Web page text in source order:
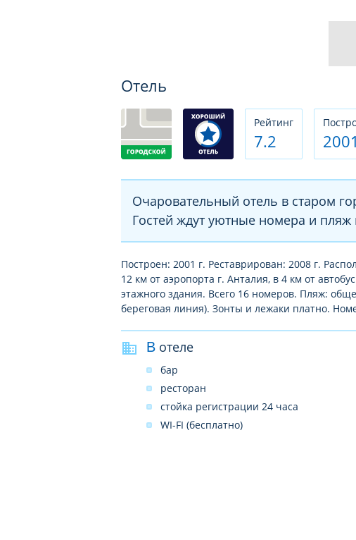
Отель
Рeйтинг
7.2
Очаровательный отель в старом
Гостей ждут уютные номера и
Построен: 2001 г. Реставрирован: 2008 г.
12 км от аэропорта г. Анталия, в 4 км от
этажного здания. Всего 16 номеров. Пляж:
береговая линия). Зонты и лежаки платно.
В отеле
бар
ресторан
стойка регистрации 24 часа
WI-FI (бесплатно)